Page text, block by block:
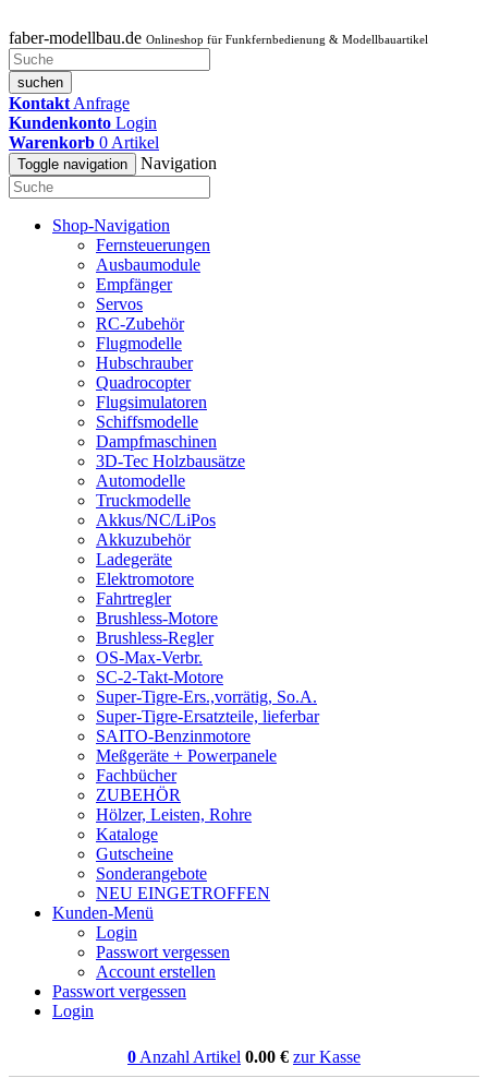
faber-modellbau.de Onlineshop für Funkfernbedienung & Modellbauartikel
suchen
Kontakt Anfrage
Kundenkonto Login
Warenkorb 0 Artikel
Toggle navigation Navigation
Shop-Navigation
Fernsteuerungen
Ausbaumodule
Empfänger
Servos
RC-Zubehör
Flugmodelle
Hubschrauber
Quadrocopter
Flugsimulatoren
Schiffsmodelle
Dampfmaschinen
3D-Tec Holzbausätze
Automodelle
Truckmodelle
Akkus/NC/LiPos
Akkuzubehör
Ladegeräte
Elektromotore
Fahrtregler
Brushless-Motore
Brushless-Regler
OS-Max-Verbr.
SC-2-Takt-Motore
Super-Tigre-Ers.,vorrätig, So.A.
Super-Tigre-Ersatzteile, lieferbar
SAITO-Benzinmotore
Meßgeräte + Powerpanele
Fachbücher
ZUBEHÖR
Hölzer, Leisten, Rohre
Kataloge
Gutscheine
Sonderangebote
NEU EINGETROFFEN
Kunden-Menü
Login
Passwort vergessen
Account erstellen
Passwort vergessen
Login
0 Anzahl Artikel 0.00 € zur Kasse